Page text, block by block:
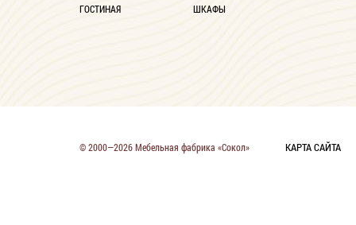
ГОСТИНАЯ
ШКАФЫ
© 2000—2026 Мебельная фабрика «Сокол» КАРТА САЙТА